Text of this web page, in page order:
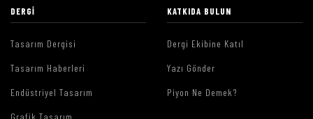
DERGI
Tasarım Dergisi
Tasarım Haberleri
Endüstriyel Tasarım
Grafik Tasarım
KATKIDA BULUN
Dergi Ekibine Katıl
Yazı Gönder
Piyon Ne Demek?